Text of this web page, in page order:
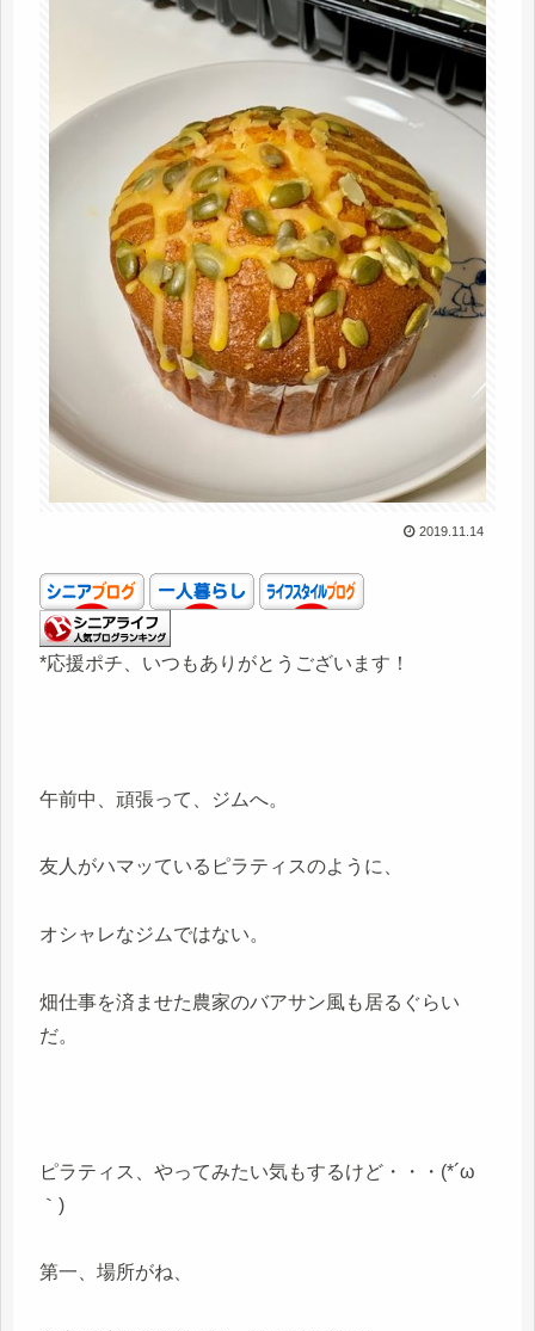
2019.11.14
*応援ポチ、いつもありがとうございます！
午前中、頑張って、ジムへ。
友人がハマッているピラティスのように、
オシャレなジムではない。
畑仕事を済ませた農家のバアサン風も居るぐらい
だ。
ピラティス、やってみたい気もするけど・・・(*´ω
｀)
第一、場所がね、